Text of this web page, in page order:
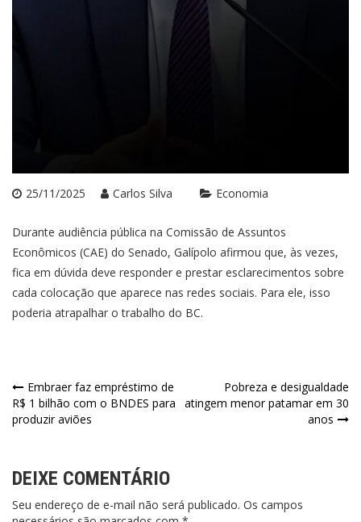
25/11/2025 Carlos Silva Economia
Durante audiência pública na Comissão de Assuntos
Econômicos (CAE) do Senado, Galípolo afirmou que, às vezes,
fica em dúvida deve responder e prestar esclarecimentos sobre
cada colocação que aparece nas redes sociais. Para ele, isso
poderia atrapalhar o trabalho do BC.
Navegação
de
Embraer faz empréstimo de
R$ 1 bilhão com o BNDES para
produzir aviões
Pobreza e desigualdade
atingem menor patamar em 30
anos
DEIXE COMENTÁRIO
Seu endereço de e-mail não será publicado. Os campos